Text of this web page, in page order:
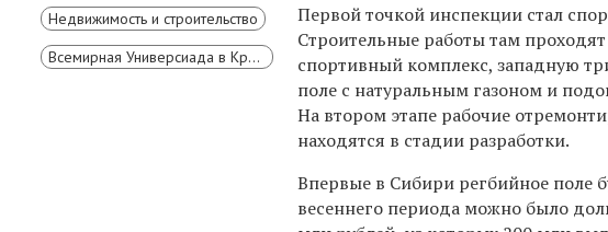
Недвижимость и строительство
Всемирная Универсиада в Красноярске
Первой точкой инспекции стал
Строительные работы там
спортивный комплекс, западную
поле с натуральным газоном и
На втором этапе рабочие
находятся в стадии разработки.
Впервые в Сибири регбийное поле
весеннего периода можно было